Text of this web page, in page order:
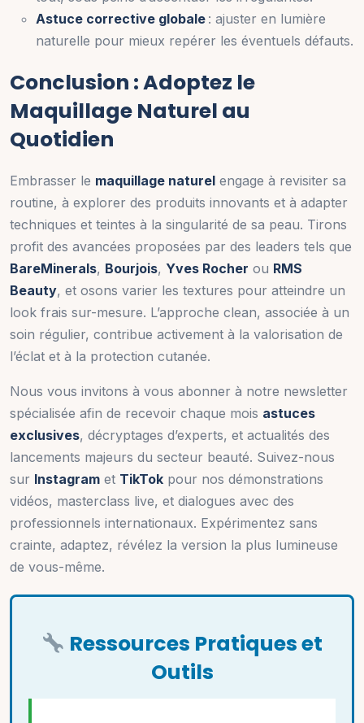
Astuce corrective globale : ajuster en lumière
naturelle pour mieux repérer les éventuels défauts.
Conclusion : Adoptez le
Maquillage Naturel au
Quotidien
Embrasser le maquillage naturel engage à revisiter sa
routine, à explorer des produits innovants et à adapter
techniques et teintes à la singularité de sa peau. Tirons
profit des avancées proposées par des leaders tels que
BareMinerals, Bourjois, Yves Rocher ou RMS
Beauty, et osons varier les textures pour atteindre un
look frais sur-mesure. L’approche clean, associée à un
soin régulier, contribue activement à la valorisation de
l’éclat et à la protection cutanée.
Nous vous invitons à vous abonner à notre newsletter
spécialisée afin de recevoir chaque mois astuces
exclusives, décryptages d’experts, et actualités des
lancements majeurs du secteur beauté. Suivez-nous
sur Instagram et TikTok pour nos démonstrations
vidéos, masterclass live, et dialogues avec des
professionnels internationaux. Expérimentez sans
crainte, adaptez, révélez la version la plus lumineuse
de vous-même.
Ressources Pratiques et
Outils